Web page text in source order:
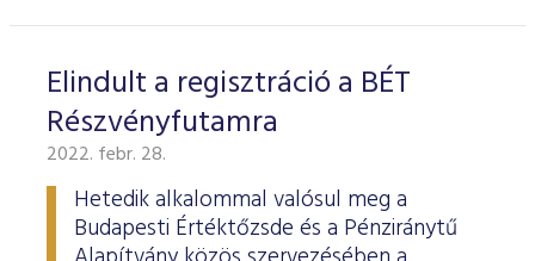
Elindult a regisztráció a BÉT
Részvényfutamra
2022. febr. 28.
Hetedik alkalommal valósul meg a
Budapesti Értéktőzsde és a Pénziránytű